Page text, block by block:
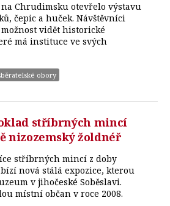
Chrudimsku otevřelo výstavu
čepic a huček. Návštěvníci
vidět historické
má instituce ve svých
obory
stříbrných mincí
nizozemský žoldnéř
stříbrných mincí z doby
nová stálá expozice, kterou
v jihočeské Soběslavi.
místní občan v roce 2008.